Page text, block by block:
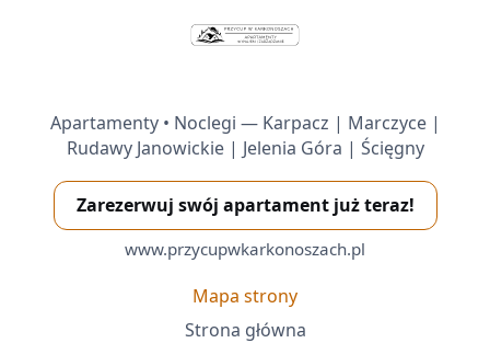
Apartamenty • Noclegi — Karpacz | Marczyce |
Rudawy Janowickie | Jelenia Góra | Ścięgny
Zarezerwuj swój apartament już teraz!
www.przycupwkarkonoszach.pl
Mapa strony
Strona główna